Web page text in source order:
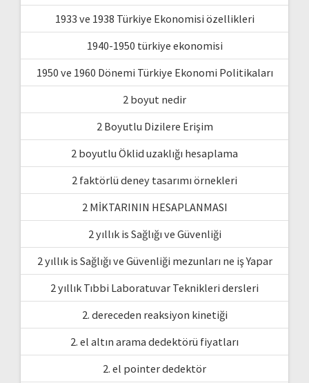
1933 ve 1938 Türkiye Ekonomisi özellikleri
1940-1950 türkiye ekonomisi
1950 ve 1960 Dönemi Türkiye Ekonomi Politikaları
2 boyut nedir
2 Boyutlu Dizilere Erişim
2 boyutlu Öklid uzaklığı hesaplama
2 faktörlü deney tasarımı örnekleri
2 MİKTARININ HESAPLANMASI
2 yıllık is Sağlığı ve Güvenliği
2 yıllık is Sağlığı ve Güvenliği mezunları ne iş Yapar
2 yıllık Tıbbi Laboratuvar Teknikleri dersleri
2. dereceden reaksiyon kinetiği
2. el altın arama dedektörü fiyatları
2. el pointer dedektör